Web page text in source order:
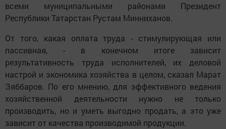
всеми муниципальными районами Президент
Республики Татарстан Рустам Минниханов.
От того, какая оплата труда - стимулирующая или
пассивная, - в конечном итоге зависит
результативность труда исполнителей, их деловой
настрой и экономика хозяйства в целом, сказал Марат
Зяббаров. По его мнению, для эффективного ведения
хозяйственной деятельности нужно не только
производить, но и уметь выгодно продать, а это уже
зависит от качества производимой продукции.